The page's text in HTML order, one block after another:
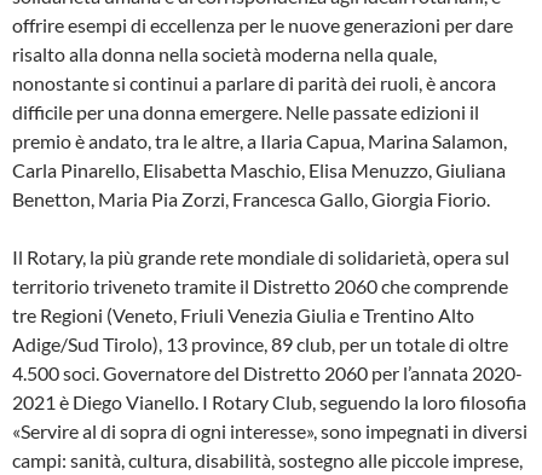
offrire esempi di eccellenza per le nuove generazioni per dare
risalto alla donna nella società moderna nella quale,
nonostante si continui a parlare di parità dei ruoli, è ancora
difficile per una donna emergere. Nelle passate edizioni il
premio è andato, tra le altre, a Ilaria Capua, Marina Salamon,
Carla Pinarello, Elisabetta Maschio, Elisa Menuzzo, Giuliana
Benetton, Maria Pia Zorzi, Francesca Gallo, Giorgia Fiorio.
Il Rotary, la più grande rete mondiale di solidarietà, opera sul
territorio triveneto tramite il Distretto 2060 che comprende
tre Regioni (Veneto, Friuli Venezia Giulia e Trentino Alto
Adige/Sud Tirolo), 13 province, 89 club, per un totale di oltre
4.500 soci. Governatore del Distretto 2060 per l’annata 2020-
2021 è Diego Vianello. I Rotary Club, seguendo la loro filosofia
«Servire al di sopra di ogni interesse», sono impegnati in diversi
campi: sanità, cultura, disabilità, sostegno alle piccole imprese,